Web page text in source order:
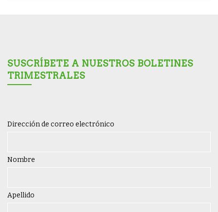
SUSCRÍBETE A NUESTROS BOLETINES
TRIMESTRALES
Dirección de correo electrónico
Nombre
Apellido